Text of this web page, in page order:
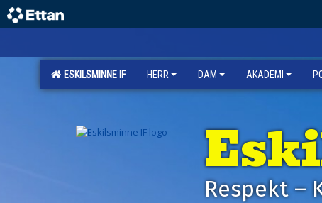
ESKILSMINNE IF HERR DAM AKADEMI
Respekt –